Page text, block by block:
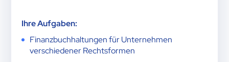
Ihre Aufgaben:
Finanzbuchhaltungen für Unternehmen
verschiedener Rechtsformen